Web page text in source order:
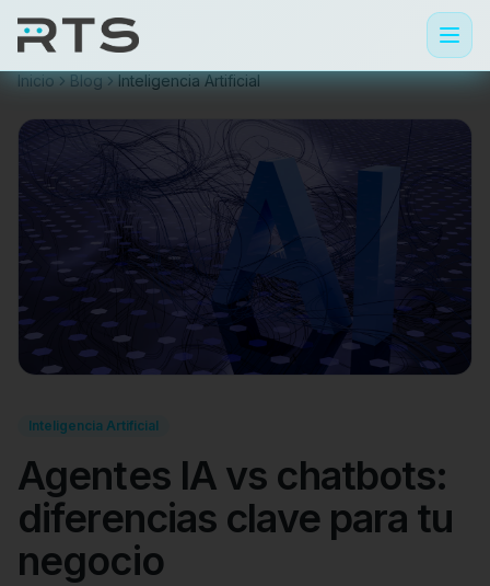
Inicio Blog Inteligencia Artificial
Inteligencia Artificial
Agentes IA vs chatbots:
diferencias clave para tu
negocio